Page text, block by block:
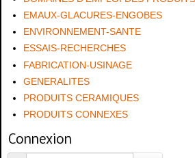
EMAUX-GLACURES-ENGOBES
ENVIRONNEMENT-SANTE
ESSAIS-RECHERCHES
FABRICATION-USINAGE
GENERALITES
PRODUITS CERAMIQUES
PRODUITS CONNEXES
Connexion